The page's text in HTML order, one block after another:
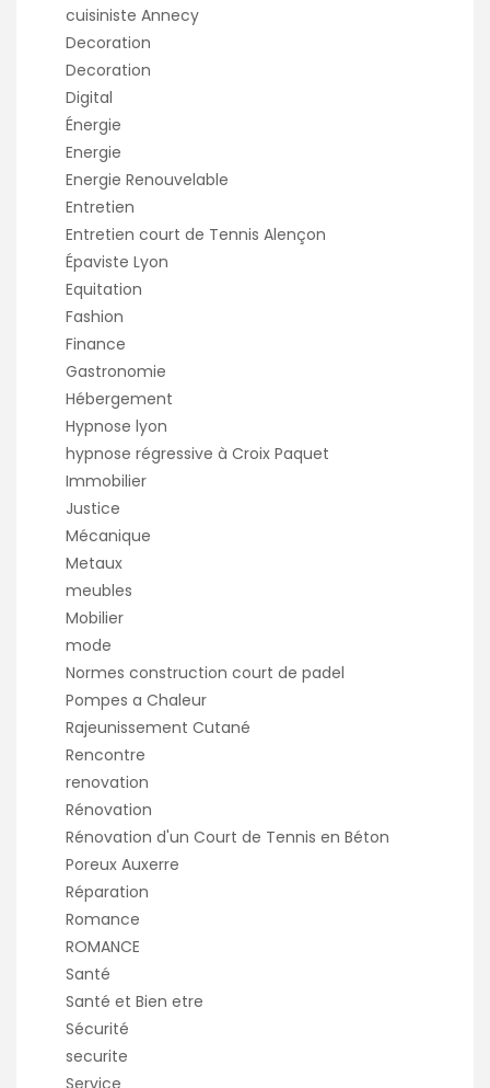
cuisiniste Annecy
Decoration
Decoration
Digital
Énergie
Energie
Energie Renouvelable
Entretien
Entretien court de Tennis Alençon
Épaviste Lyon
Equitation
Fashion
Finance
Gastronomie
Hébergement
Hypnose lyon
hypnose régressive à Croix Paquet
Immobilier
Justice
Mécanique
Metaux
meubles
Mobilier
mode
Normes construction court de padel
Pompes a Chaleur
Rajeunissement Cutané
Rencontre
renovation
Rénovation
Rénovation d'un Court de Tennis en Béton
Poreux Auxerre
Réparation
Romance
ROMANCE
Santé
Santé et Bien etre
Sécurité
securite
Service